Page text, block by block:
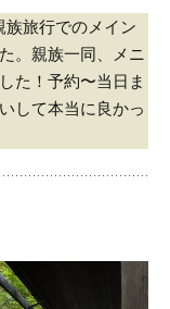
族旅行でのメイン
。 親族一同、メニ
た！ 予約〜当日ま
して本当に良かっ